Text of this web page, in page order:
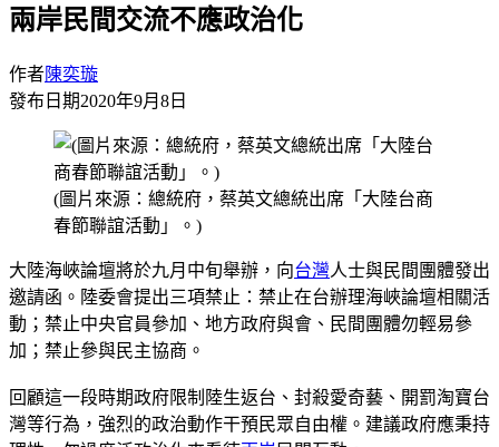
兩岸民間交流不應政治化
作者陳奕璇
發布日期2020年9月8日
(圖片來源：總統府，蔡英文總統出席「大陸台商
春節聯誼活動」。)
大陸海峽論壇將於九月中旬舉辦，向台灣人士與民間團體發出
邀請函。陸委會提出三項禁止：禁止在台辦理海峽論壇相關活
動；禁止中央官員參加、地方政府與會、民間團體勿輕易參
加；禁止參與民主協商。
回顧這一段時期政府限制陸生返台、封殺愛奇藝、開罰淘寶台
灣等行為，強烈的政治動作干預民眾自由權。建議政府應秉持